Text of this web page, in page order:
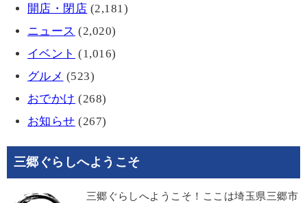
開店・閉店 (2,181)
ニュース (2,020)
イベント (1,016)
グルメ (523)
おでかけ (268)
お知らせ (267)
三郷ぐらしへようこそ
三郷ぐらしへようこそ！ここは埼玉県三郷市